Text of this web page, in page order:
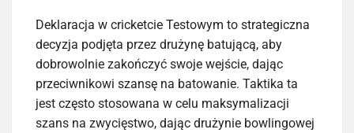
Deklaracja w cricketcie Testowym to strategiczna
decyzja podjęta przez drużynę batującą, aby
dobrowolnie zakończyć swoje wejście, dając
przeciwnikowi szansę na batowanie. Taktika ta
jest często stosowana w celu maksymalizacji
szans na zwycięstwo, dając drużynie bowlingowej